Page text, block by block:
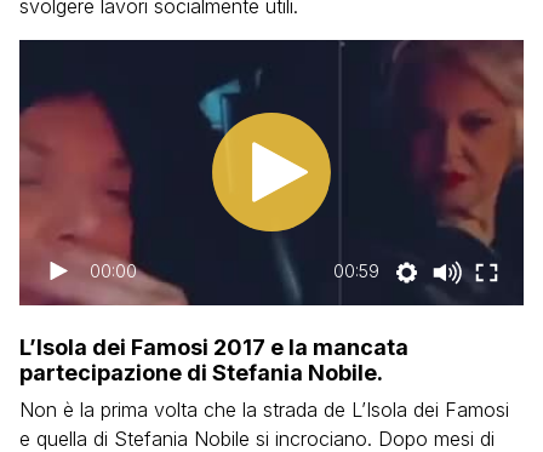
svolgere lavori socialmente utili.
00:00 00:59
L’Isola dei Famosi 2017 e la mancata
partecipazione di Stefania Nobile.
Non è la prima volta che la strada de L’Isola dei Famosi
e quella di Stefania Nobile si incrociano. Dopo mesi di